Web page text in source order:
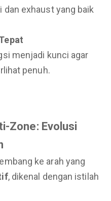
exhaust yang baik
menjadi kunci agar
penuh.
Zone: Evolusi
ke arah yang
, dikenal dengan istilah